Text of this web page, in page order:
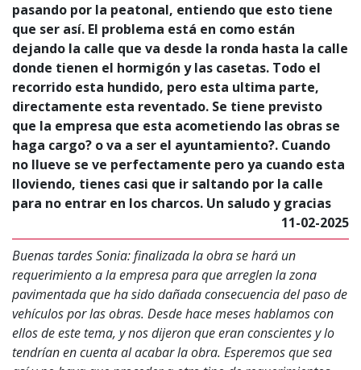
pasando por la peatonal, entiendo que esto tiene
que ser así. El problema está en como están
dejando la calle que va desde la ronda hasta la calle
donde tienen el hormigón y las casetas. Todo el
recorrido esta hundido, pero esta ultima parte,
directamente esta reventado. Se tiene previsto
que la empresa que esta acometiendo las obras se
haga cargo? o va a ser el ayuntamiento?. Cuando
no llueve se ve perfectamente pero ya cuando esta
lloviendo, tienes casi que ir saltando por la calle
para no entrar en los charcos. Un saludo y gracias
11-02-2025
Buenas tardes Sonia: finalizada la obra se hará un
requerimiento a la empresa para que arreglen la zona
pavimentada que ha sido dañada consecuencia del paso de
vehículos por las obras. Desde hace meses hablamos con
ellos de este tema, y nos dijeron que eran conscientes y lo
tendrían en cuenta al acabar la obra. Esperemos que sea